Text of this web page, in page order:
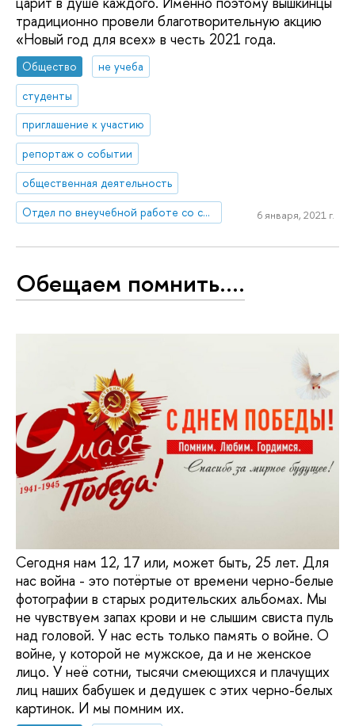
традиционно провели благотворительную акцию
«Новый год для всех» в честь 2021 года.
Общество
не учеба
студенты
приглашение к участию
репортаж о событии
общественная деятельность
Отдел по внеучебной работе со студентами (Нижний Новгород)
6 января, 2021 г.
Обещаем помнить....
Сегодня нам 12, 17 или, может быть, 25 лет. Для
нас война - это потёртые от времени черно-белые
фотографии в старых родительских альбомах. Мы
не чувствуем запах крови и не слышим свиста пуль
над головой. У нас есть только память о войне. О
войне, у которой не мужское, да и не женское
лицо. У неё сотни, тысячи смеющихся и плачущих
лиц наших бабушек и дедушек с этих черно-белых
картинок. И мы помним их.